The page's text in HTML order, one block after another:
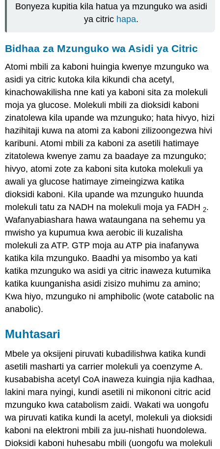
Bonyeza kupitia kila hatua ya mzunguko wa asidi
ya citric hapa.
Bidhaa za Mzunguko wa Asidi ya Citric
Atomi mbili za kaboni huingia kwenye mzunguko wa
asidi ya citric kutoka kila kikundi cha acetyl,
kinachowakilisha nne kati ya kaboni sita za molekuli
moja ya glucose. Molekuli mbili za dioksidi kaboni
zinatolewa kila upande wa mzunguko; hata hivyo, hizi
hazihitaji kuwa na atomi za kaboni zilizoongezwa hivi
karibuni. Atomi mbili za kaboni za asetili hatimaye
zitatolewa kwenye zamu za baadaye za mzunguko;
hivyo, atomi zote za kaboni sita kutoka molekuli ya
awali ya glucose hatimaye zimeingizwa katika
dioksidi kaboni. Kila upande wa mzunguko huunda
molekuli tatu za NADH na molekuli moja ya FADH 2.
Wafanyabiashara hawa wataungana na sehemu ya
mwisho ya kupumua kwa aerobic ili kuzalisha
molekuli za ATP. GTP moja au ATP pia inafanywa
katika kila mzunguko. Baadhi ya misombo ya kati
katika mzunguko wa asidi ya citric inaweza kutumika
katika kuunganisha asidi zisizo muhimu za amino;
Kwa hiyo, mzunguko ni amphibolic (wote catabolic na
anabolic).
Muhtasari
Mbele ya oksijeni piruvati kubadilishwa katika kundi
asetili masharti ya carrier molekuli ya coenzyme A.
kusababisha acetyl CoA inaweza kuingia njia kadhaa,
lakini mara nyingi, kundi asetili ni mikononi citric acid
mzunguko kwa catabolism zaidi. Wakati wa uongofu
wa piruvati katika kundi la acetyl, molekuli ya dioksidi
kaboni na elektroni mbili za juu-nishati huondolewa.
Dioksidi kaboni huhesabu mbili (uongofu wa molekuli